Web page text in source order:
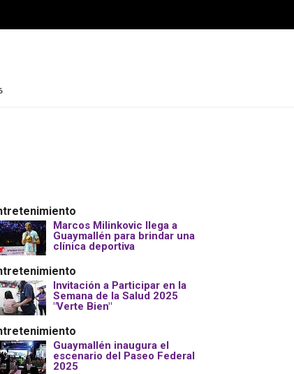
Marcos Milinkovic llega a
Guaymallén para brindar una
clínica deportiva
Invitación a Participar en la
Semana de la Salud 2025
"Verte Bien"
Guaymallén inaugura el
escenario del Paseo Federal
2025